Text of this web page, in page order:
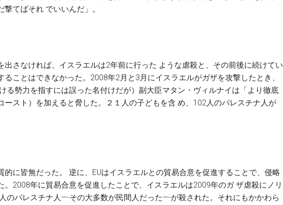
てばそれ でいいんだ」。
出さなければ、イスラエルは2年前に行った ような虐殺と、その前後に続けてい
ることはできなかった。2008年2月と3月にイスラエルがガザを攻撃したとき、
る勢力を指すには誤った名付けだが）副大臣マタン・ヴィルナイは「より徹底
ースト）を加えると脅した。２１人の子どもを含 め、102人のパレスチナ人が
に皆無だった。 逆に、EUはイスラエルとの貿易合意を促進することで、侵略
。2008年に貿易合意を促進したことで、イスラエルは2009年のガ ザ虐殺にノリ
のパレスチナ人—-その大多数が民間人だった—-が殺された。それにもかかわら